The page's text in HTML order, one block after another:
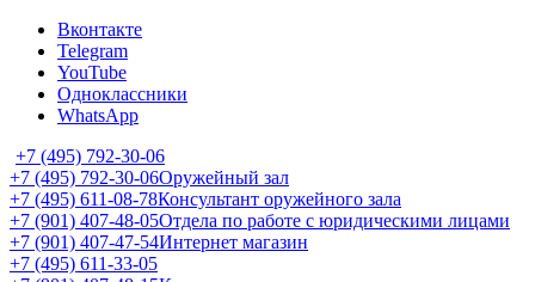
Вконтакте
Telegram
YouTube
Одноклассники
WhatsApp
+7 (495) 792-30-06
+7 (495) 792-30-06Оружейный зал
+7 (495) 611-08-78Консультант оружейного зала
+7 (901) 407-48-05Отдела по работе с юридическими лицами
+7 (901) 407-47-54Интернет магазин
+7 (495) 611-33-05